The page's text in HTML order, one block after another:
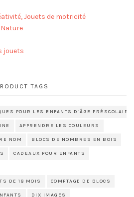
Jouets de motricité
jouets
TAGS
POUR LES ENFANTS D’ÂGE PRÉSCOLAIRE
APPRENDRE LES COULEURS
NOM BLOCS DE NOMBRES EN BOIS
CADEAUX POUR ENFANTS
DE 18 MOIS COMPTAGE DE BLOCS
DIX IMAGES